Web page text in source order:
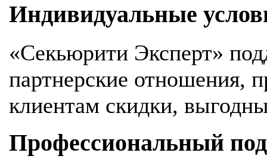
Индивидуальные
«Секьюрити Эксперт»
партнерские отношения,
клиентам скидки,
Профессиональный